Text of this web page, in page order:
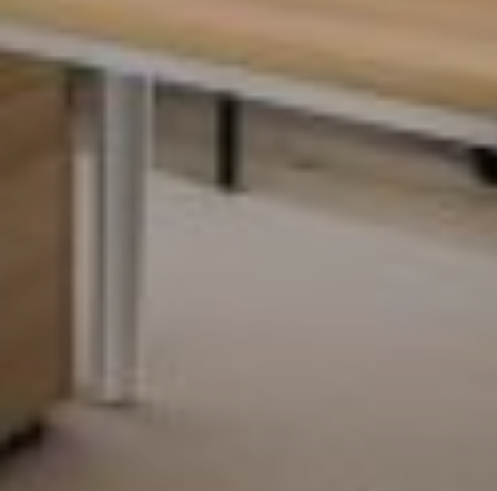
TALOKIRJA ON
JULKAISTU
Upea yli 200-sivuinen talokirja!